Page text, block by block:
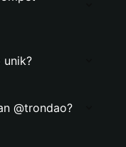
unik?
@trondao?